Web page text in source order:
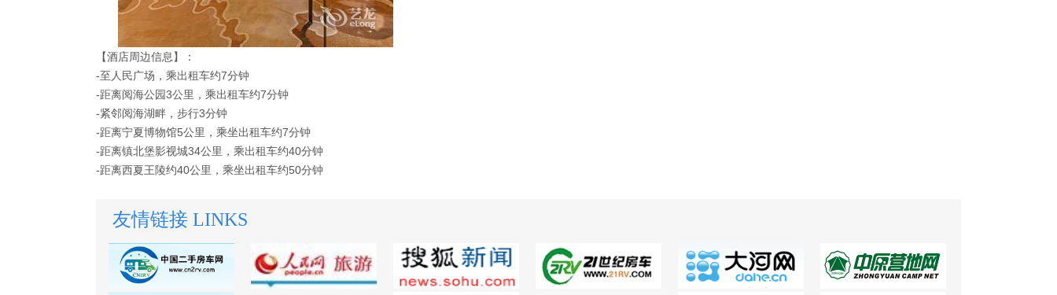
【酒店周边信息】：
-至人民广场，乘出租车约7分钟
-距离阅海公园3公里，乘出租车约7分钟
-紧邻阅海湖畔，步行3分钟
-距离宁夏博物馆5公里，乘坐出租车约7分钟
-距离镇北堡影视城34公里，乘出租车约40分钟
-距离西夏王陵约40公里，乘坐出租车约50分钟
友情链接 LINKS